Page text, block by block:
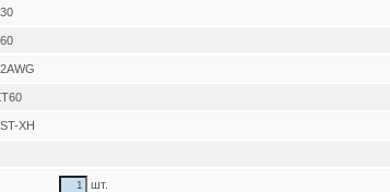
XH
шт.